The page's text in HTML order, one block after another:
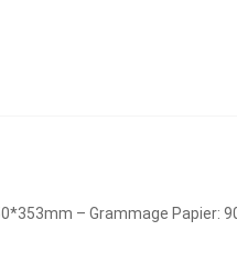
– Grammage Papier: